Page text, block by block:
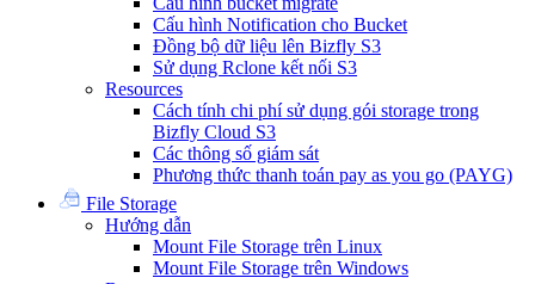
Cấu hình Notification cho Bucket
Đồng bộ dữ liệu lên Bizfly S3
Sử dụng Rclone kết nối S3
Resources
Cách tính chi phí sử dụng gói storage trong
Bizfly Cloud S3
Các thông số giám sát
Phương thức thanh toán pay as you go (PAYG)
File Storage
Hướng dẫn
Mount File Storage trên Linux
Mount File Storage trên Windows